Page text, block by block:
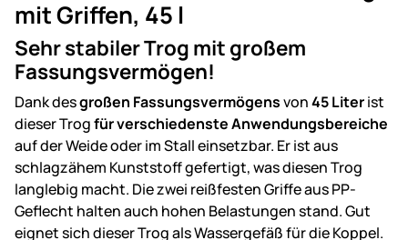
mit Griffen, 45 l
Sehr stabiler Trog mit großem
Fassungsvermögen!
Dank desgroßen Fassungsvermögensvon45 Literist
dieser Trogfürverschiedenste Anwendungsbereiche
auf der Weide oder im Stall einsetzbar. Er ist aus
schlagzähem Kunststoff gefertigt, was diesen Trog
langlebig macht. Die zwei reißfesten Griffe aus PP-
Geflecht halten auch hohen Belastungen stand. Gut
eignet sich dieser Trog als Wassergefäß für die Koppel.